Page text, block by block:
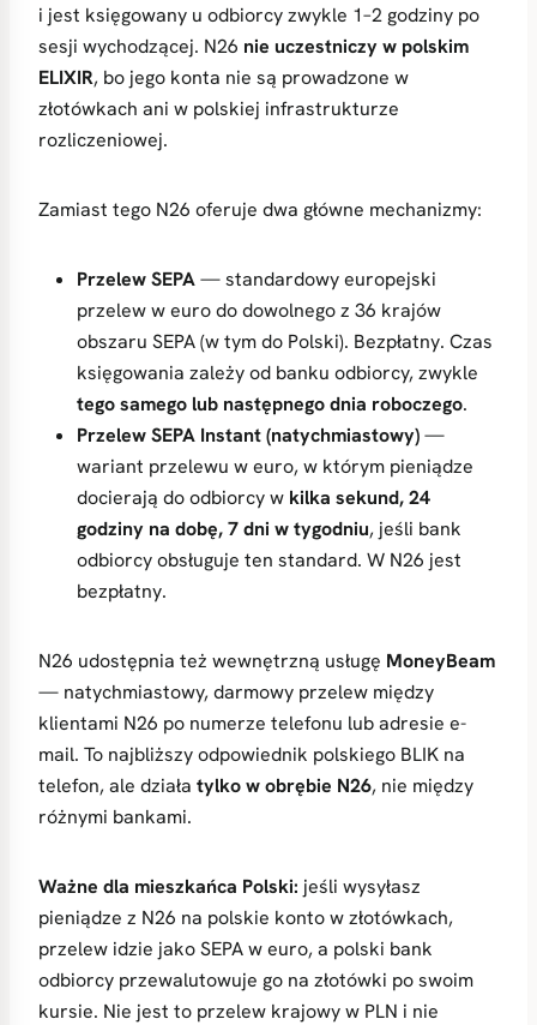
i jest księgowany u odbiorcy zwykle 1–2 godziny po
sesji wychodzącej. N26 nie uczestniczy w polskim
ELIXIR, bo jego konta nie są prowadzone w
złotówkach ani w polskiej infrastrukturze
rozliczeniowej.
Zamiast tego N26 oferuje dwa główne mechanizmy:
Przelew SEPA— standardowy europejski
przelew w euro do dowolnego z 36 krajów
obszaru SEPA (w tym do Polski). Bezpłatny. Czas
księgowania zależy od banku odbiorcy, zwykle
tego samego lub następnego dnia roboczego.
Przelew SEPA Instant (natychmiastowy)—
wariant przelewu w euro, w którym pieniądze
docierają do odbiorcy w kilka sekund, 24
godziny na dobę, 7 dni w tygodniu, jeśli bank
odbiorcy obsługuje ten standard. W N26 jest
bezpłatny.
N26 udostępnia też wewnętrzną usługę MoneyBeam
— natychmiastowy, darmowy przelew między
klientami N26 po numerze telefonu lub adresie e-
mail. To najbliższy odpowiednik polskiego BLIK na
telefon, ale działa tylko w obrębie N26, nie między
różnymi bankami.
Ważne dla mieszkańca Polski: jeśli wysyłasz
pieniądze z N26 na polskie konto w złotówkach,
przelew idzie jako SEPA w euro, a polski bank
odbiorcy przewalutowuje go na złotówki po swoim
kursie. Nie jest to przelew krajowy w PLN i nie